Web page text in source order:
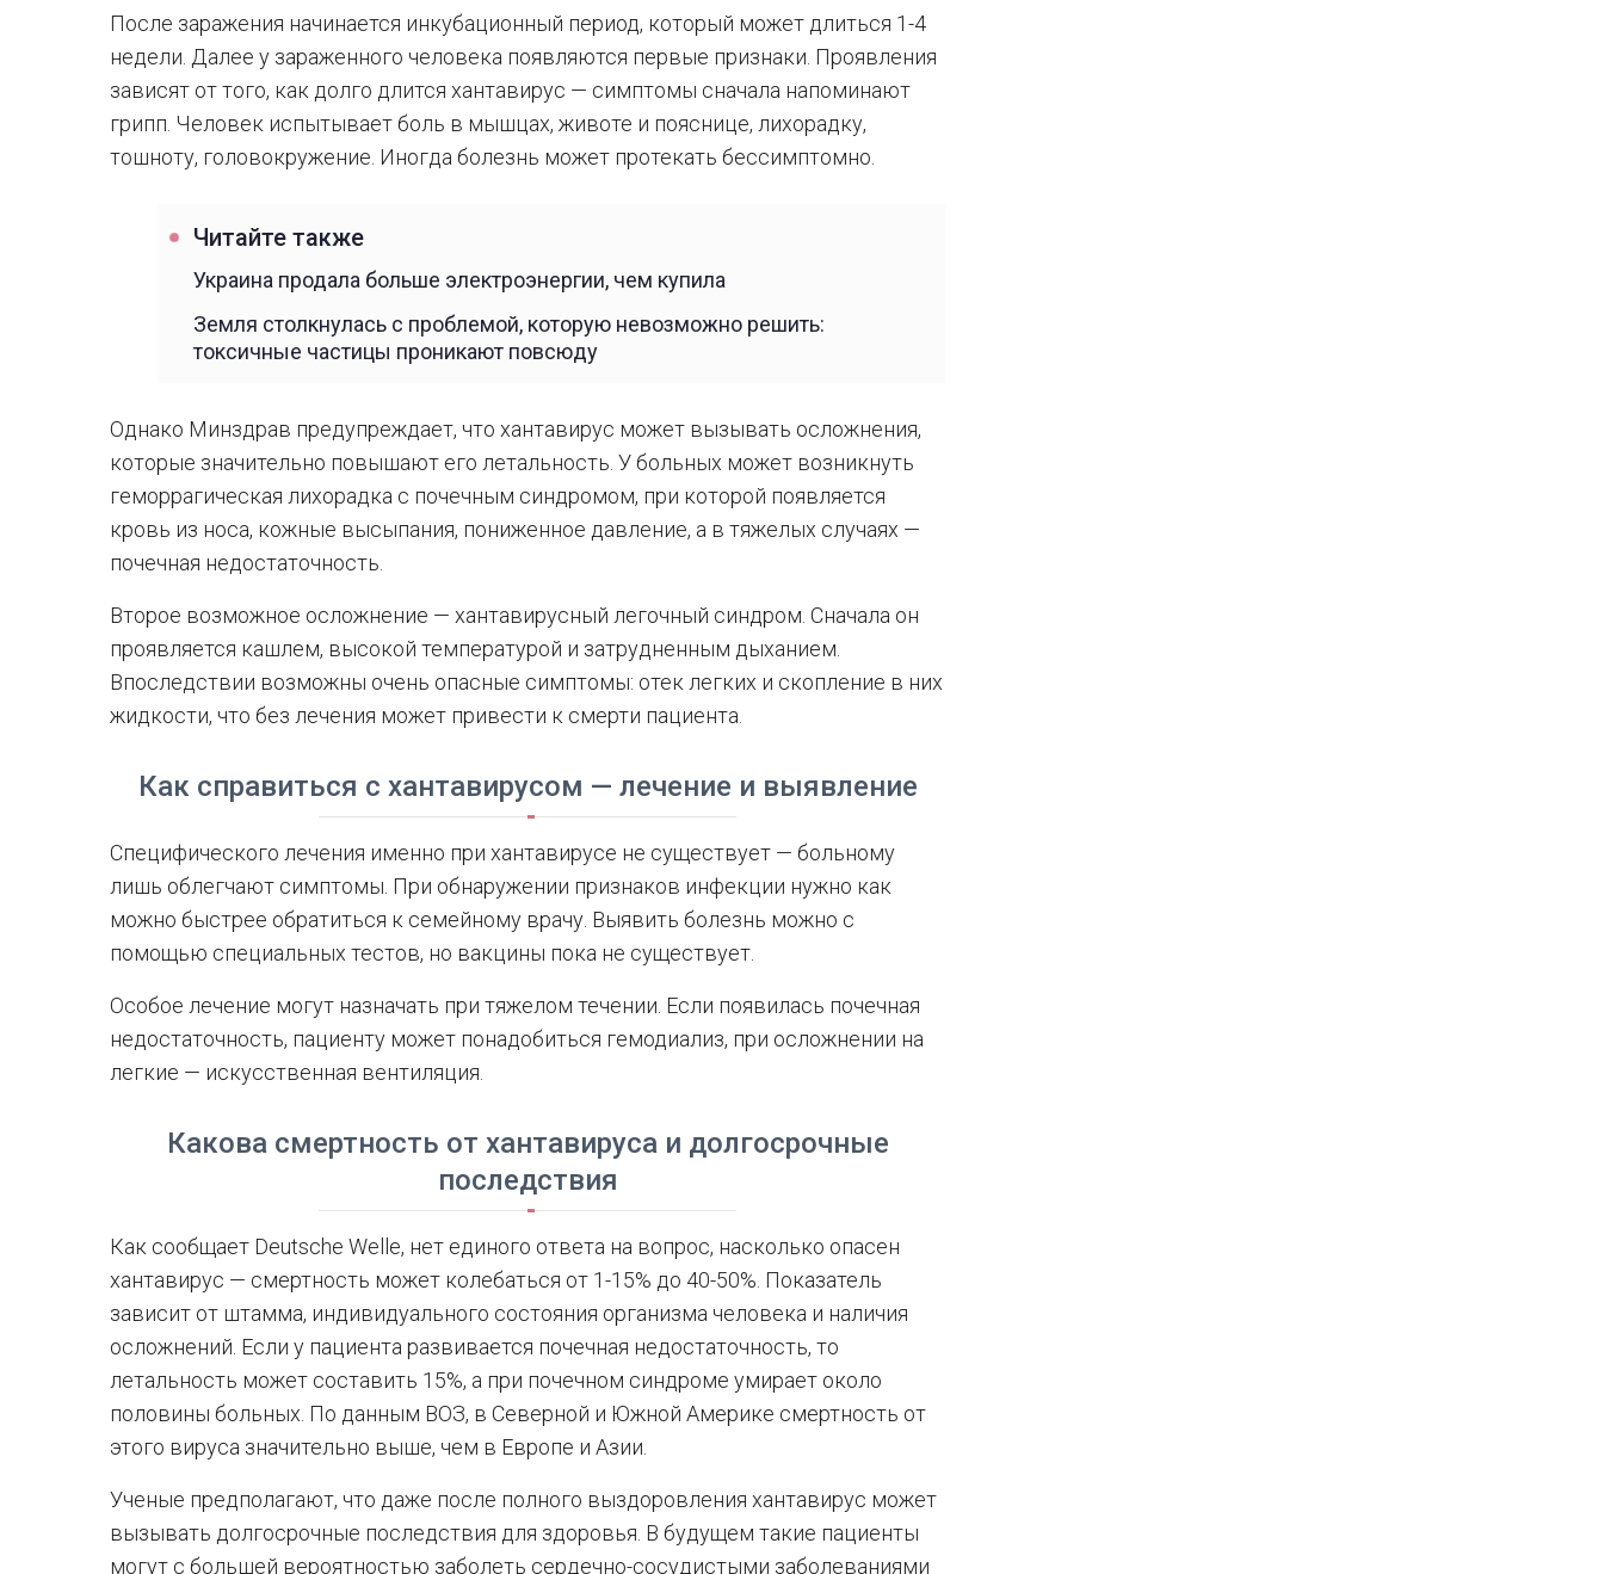
После заражения начинается инкубационный период, который может длиться 1-4
недели. Далее у зараженного человека появляются первые признаки. Проявления
зависят от того, как долго длится хантавирус — симптомы сначала напоминают
грипп. Человек испытывает боль в мышцах, животе и пояснице, лихорадку,
тошноту, головокружение. Иногда болезнь может протекать бессимптомно.
Читайте также
Украина продала больше электроэнергии, чем купила
Земля столкнулась с проблемой, которую невозможно решить:
токсичные частицы проникают повсюду
Однако Минздрав предупреждает, что хантавирус может вызывать осложнения,
которые значительно повышают его летальность. У больных может возникнуть
геморрагическая лихорадка с почечным синдромом, при которой появляется
кровь из носа, кожные высыпания, пониженное давление, а в тяжелых случаях —
почечная недостаточность.
Второе возможное осложнение — хантавирусный легочный синдром. Сначала он
проявляется кашлем, высокой температурой и затрудненным дыханием.
Впоследствии возможны очень опасные симптомы: отек легких и скопление в них
жидкости, что без лечения может привести к смерти пациента.
Как справиться с хантавирусом — лечение и выявление
Специфического лечения именно при хантавирусе не существует — больному
лишь облегчают симптомы. При обнаружении признаков инфекции нужно как
можно быстрее обратиться к семейному врачу. Выявить болезнь можно с
помощью специальных тестов, но вакцины пока не существует.
Особое лечение могут назначать при тяжелом течении. Если появилась почечная
недостаточность, пациенту может понадобиться гемодиализ, при осложнении на
легкие — искусственная вентиляция.
Какова смертность от хантавируса и долгосрочные
последствия
Как сообщает Deutsche Welle, нет единого ответа на вопрос, насколько опасен
хантавирус — смертность может колебаться от 1-15% до 40-50%. Показатель
зависит от штамма, индивидуального состояния организма человека и наличия
осложнений. Если у пациента развивается почечная недостаточность, то
летальность может составить 15%, а при почечном синдроме умирает около
половины больных. По данным ВОЗ, в Северной и Южной Америке смертность от
этого вируса значительно выше, чем в Европе и Азии.
Ученые предполагают, что даже после полного выздоровления хантавирус может
вызывать долгосрочные последствия для здоровья. В будущем такие пациенты
могут с большей вероятностью заболеть сердечно-сосудистыми заболеваниями